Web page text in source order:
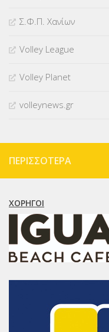
Σ.Φ.Π. Χανίων
Volley League
Volley Planet
volleynews.gr
ΠΕΡΙΣΣΌΤΕΡΑ
ΧΟΡΗΓΟΊ